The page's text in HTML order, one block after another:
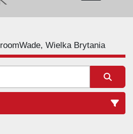
Wielka Brytania